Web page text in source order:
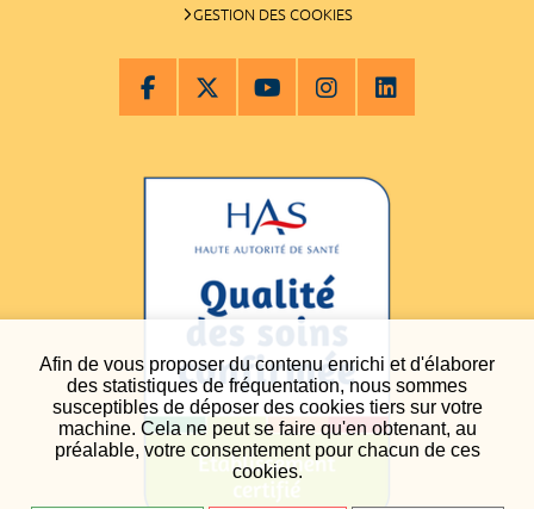
Afin de vous proposer du contenu enrichi et d'élaborer
des statistiques de fréquentation, nous sommes
susceptibles de déposer des cookies tiers sur votre
machine. Cela ne peut se faire qu'en obtenant, au
préalable, votre consentement pour chacun de ces
cookies.
GESTION DES COOKIES